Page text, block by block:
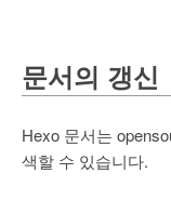
문서의 갱신
Hexo 문서는
색할 수 있습니다.